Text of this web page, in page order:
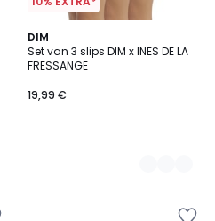
DIM
Set van 3 slips DIM x INES DE LA
FRESSANGE
19,99 €
2
Kleuren